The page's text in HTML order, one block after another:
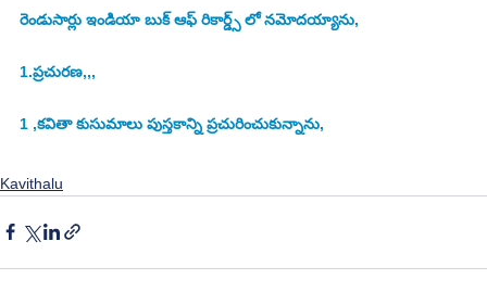
రెండుసార్లు ఇండియా బుక్ ఆఫ్ రికార్డ్స్ లో నమోదయ్యాను,
1.ప్రచురణ,,,
1 ,కవితా కుసుమాలు పుస్తకాన్ని ప్రచురించుకున్నాను,
Kavithalu